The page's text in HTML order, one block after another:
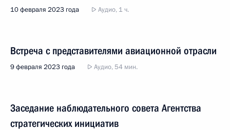
10 февраля 2023 года Аудио, 1 ч.
Встреча с представителями авиационной отрасли
9 февраля 2023 года Аудио, 54 мин.
Заседание наблюдательного совета Агентства
стратегических инициатив